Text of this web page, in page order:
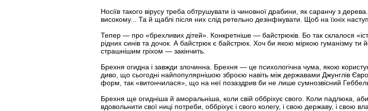
Носіїв такого вірусу треба обтрушувати із чиновної драбини, як саранчу з
високому... Та й щаблі після них слід ретельно дезінфікувати. Щоб на їхніх
Тепер — про «брехливих дітей». Конкретніше — байстрюків. Бо так склалося
рідних синів та дочок. А байстрюк є байстрюк. Хоч би якою міркою гуманізму ти
страшнішим гріхом — закінчить.
Брехня огидна і завжди злочинна. Брехня — це психологічна чума, якою
диво, що сьогодні найпопулярнішою зброєю навіть між державами Джунглів
форм, так «витончилася», що на неї позаздрив би не лише сумнозвісний
Брехня ще огидніша й аморальніша, коли свій оббріхує свого. Коли падлюка,
вдовольнити свої ниці потреби, оббріхує і свого колегу, і свою державу, і свою